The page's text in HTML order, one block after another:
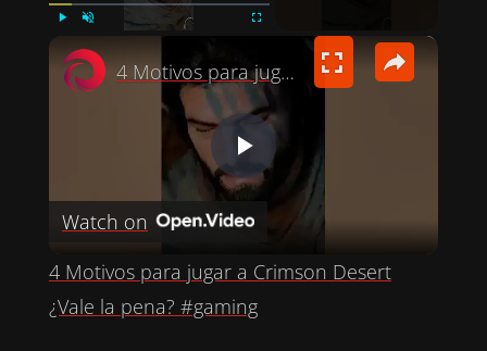
×
P
A
4 Motivos para jugar a Crimson Desert ¿Vale la pena? #gaming
Watch on
4 Motivos para jugar a Crimson Desert
¿Vale la pena? #gaming